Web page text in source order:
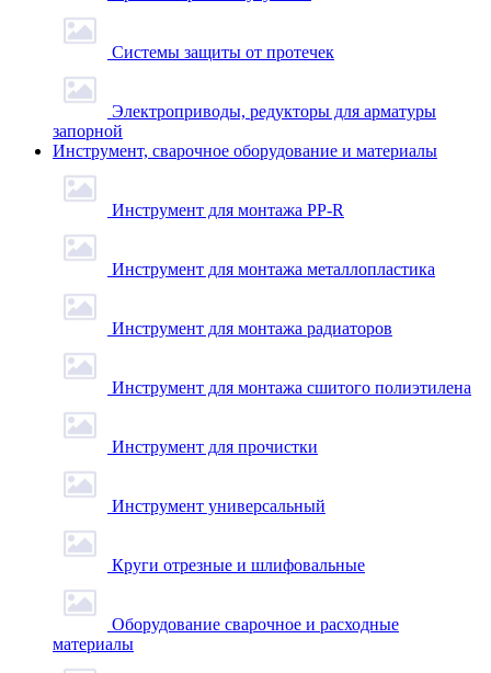
Системы защиты от протечек
Электроприводы, редукторы для арматуры
запорной
Инструмент, сварочное оборудование и материалы
Инструмент для монтажа PP-R
Инструмент для монтажа металлопластика
Инструмент для монтажа радиаторов
Инструмент для монтажа сшитого полиэтилена
Инструмент для прочистки
Инструмент универсальный
Круги отрезные и шлифовальные
Оборудование сварочное и расходные
материалы